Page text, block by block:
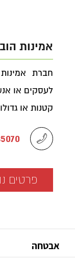
אבטחה
אמינות
חברת
לעסקים או
קטנות או
פרטים